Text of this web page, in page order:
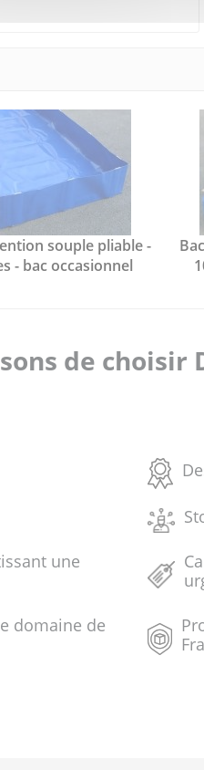
souple pliable -
- bac occasionnel
de choisir
une
domaine de